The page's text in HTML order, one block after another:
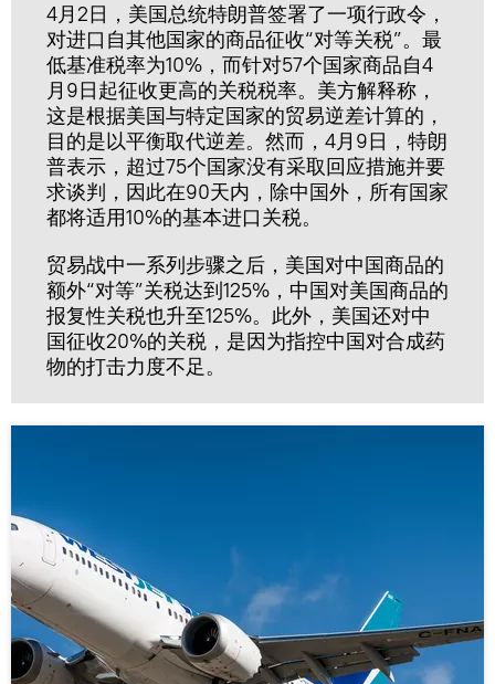
4月2日，美国总统特朗普签署了一项行政令，
对进口自其他国家的商品征收“对等关税”。最
低基准税率为10%，而针对57个国家商品自4
月9日起征收更高的关税税率。美方解释称，
这是根据美国与特定国家的贸易逆差计算的，
目的是以平衡取代逆差。然而，4月9日，特朗
普表示，超过75个国家没有采取回应措施并要
求谈判，因此在90天内，除中国外，所有国家
都将适用10%的基本进口关税。
贸易战中一系列步骤之后，美国对中国商品的
额外“对等”关税达到125%，中国对美国商品的
报复性关税也升至125%。此外，美国还对中
国征收20%的关税，是因为指控中国对合成药
物的打击力度不足。